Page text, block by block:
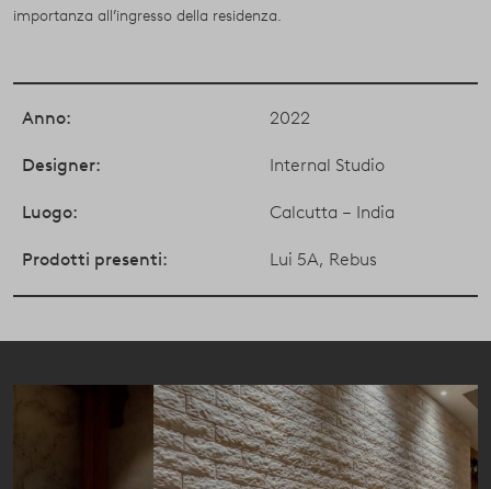
Anno: 2022
Designer: Internal Studio
Luogo: Calcutta – India
Prodotti presenti: Lui 5A, Rebus
importanza all’ingresso della residenza.